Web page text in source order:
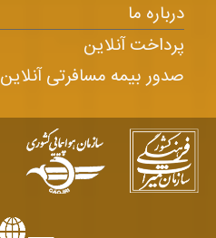
درباره ما
پرداخت آنلاین
صدور بیمه مسافرتی آنلاین